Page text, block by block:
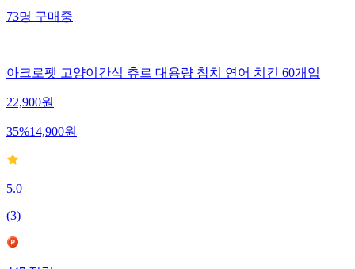
73명구매중
아크로펫 고양이간식 츄르 대용량 참치 연어 치킨 60개입
22,900원
35%14,900원
5.0
(3)